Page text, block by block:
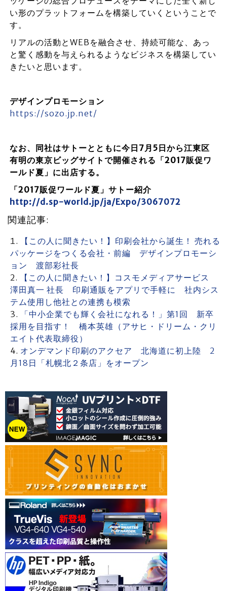
い形のプラットフォームを構築していくということで
す。
リアルの活動とWEBを融合させ、持続可能な、あっ
と驚く感動を与えられるようなビジネスを構築してい
きたいと思います。
デザインプロモーション
https://sozo.jp.net/
なお、同社はサトーとともに今日7月5日から江東区
有明の東京ビッグサイトで開催される「2017販促ワ
ールド夏」に出店する。
「2017販促ワールド夏」サトー紹介
http://d.sp-world.jp/ja/Expo/3067072
関連記事:
【この人に聞きたい！】印刷会社から誕生！ 売れる
パッケージをつくる会社・前編 デザインプロモーシ
ョン 渡部彩社長
【この人に聞きたい！】コスモメディアサービス
澤田真一 社長 印刷通販をアプリで手軽に 社内シス
テム使用し他社との連携も模索
「中小企業でも輝く会社になれる！」第1回 新卒
採用を目指す！ 橋本英雄（アサヒ・ドリーム・クリ
エイト代表取締役）
オンデマンド印刷のアクセア 北海道に初上陸 2
月18日「札幌北２条店」をオープン